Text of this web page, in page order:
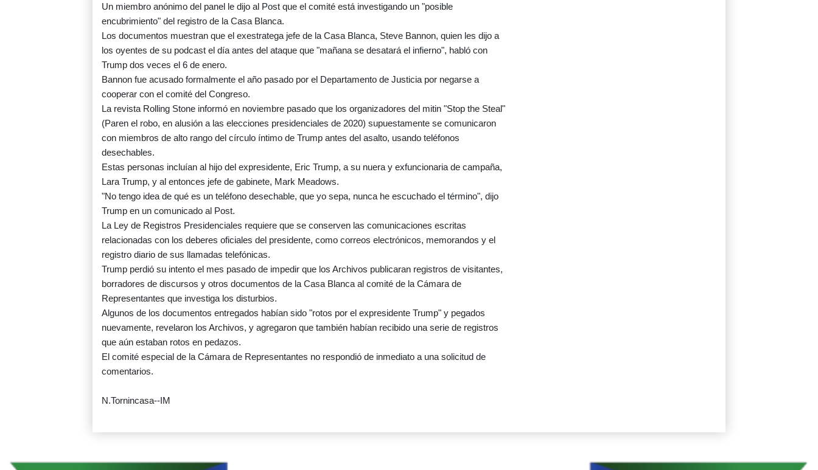
Un miembro anónimo del panel le dijo al Post que el comité está investigando un "posible
encubrimiento" del registro de la Casa Blanca.
Los documentos muestran que el exestratega jefe de la Casa Blanca, Steve Bannon, quien les dijo a
los oyentes de su podcast el día antes del ataque que "mañana se desatará el infierno", habló con
Trump dos veces el 6 de enero.
Bannon fue acusado formalmente el año pasado por el Departamento de Justicia por negarse a
cooperar con el comité del Congreso.
La revista Rolling Stone informó en noviembre pasado que los organizadores del mitin "Stop the Steal"
(Paren el robo, en alusión a las elecciones presidenciales de 2020) supuestamente se comunicaron
con miembros de alto rango del círculo íntimo de Trump antes del asalto, usando teléfonos
desechables.
Estas personas incluían al hijo del expresidente, Eric Trump, a su nuera y exfuncionaria de campaña,
Lara Trump, y al entonces jefe de gabinete, Mark Meadows.
"No tengo idea de qué es un teléfono desechable, que yo sepa, nunca he escuchado el término", dijo
Trump en un comunicado al Post.
La Ley de Registros Presidenciales requiere que se conserven las comunicaciones escritas
relacionadas con los deberes oficiales del presidente, como correos electrónicos, memorandos y el
registro diario de sus llamadas telefónicas.
Trump perdió su intento el mes pasado de impedir que los Archivos publicaran registros de visitantes,
borradores de discursos y otros documentos de la Casa Blanca al comité de la Cámara de
Representantes que investiga los disturbios.
Algunos de los documentos entregados habían sido "rotos por el expresidente Trump" y pegados
nuevamente, revelaron los Archivos, y agregaron que también habían recibido una serie de registros
que aún estaban rotos en pedazos.
El comité especial de la Cámara de Representantes no respondió de inmediato a una solicitud de
comentarios.
N.Tornincasa--IM